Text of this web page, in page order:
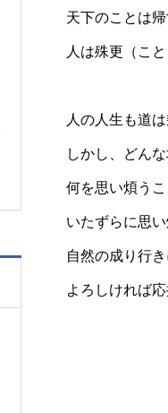
天下のことは
人は殊更（こ
人の人生も道
しかし、どん
何を思い煩うこ
いたずらに思
自然の成り行
よろしければ